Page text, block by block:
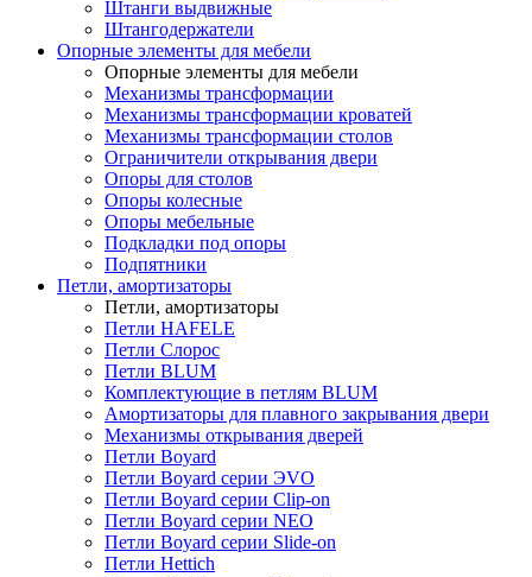
Штанги выдвижные
Штангодержатели
Опорные элементы для мебели
Опорные элементы для мебели
Механизмы трансформации
Механизмы трансформации кроватей
Механизмы трансформации столов
Ограничители открывания двери
Опоры для столов
Опоры колесные
Опоры мебельные
Подкладки под опоры
Подпятники
Петли, амортизаторы
Петли, амортизаторы
Петли HAFELE
Петли Слорос
Петли BLUM
Комплектующие в петлям BLUM
Амортизаторы для плавного закрывания двери
Механизмы открывания дверей
Петли Boyard
Петли Boyard серии ЭVO
Петли Boyard серии Clip-on
Петли Boyard серии NEO
Петли Boyard серии Slide-on
Петли Hettich